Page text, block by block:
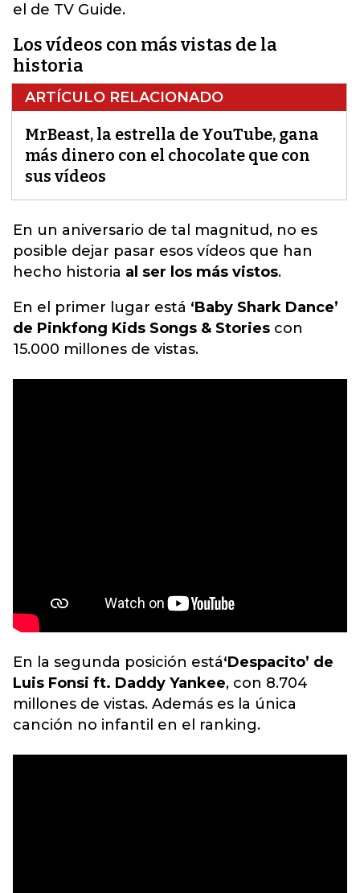
el de TV Guide.
Los vídeos con más vistas de la
historia
ARTÍCULO RELACIONADO
MrBeast, la estrella de YouTube, gana
más dinero con el chocolate que con
sus vídeos
En un aniversario de tal magnitud, no es
posible dejar pasar esos vídeos que han
hecho historia al ser los más vistos.
En el primer lugar está ‘Baby Shark Dance’
de Pinkfong Kids Songs & Stories con
15.000 millones de vistas.
En la segunda posición está‘Despacito’ de
Luis Fonsi ft. Daddy Yankee, con 8.704
millones de vistas. Además es la única
canción no infantil en el ranking.